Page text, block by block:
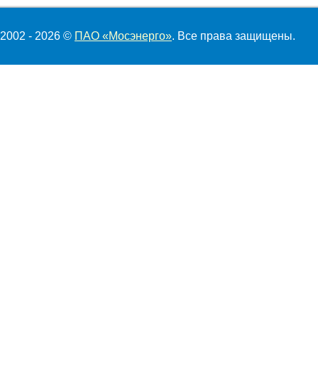
2002 - 2026 © ПАО «Мосэнерго». Все права защищены.